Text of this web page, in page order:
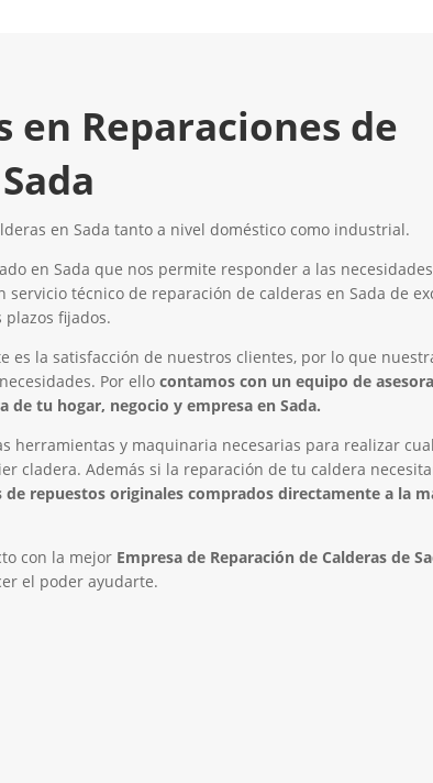
en Reparaciones de
en Sada tanto a nivel doméstico como industrial.
en Sada que nos permite responder a las
técnico de reparación de calderas en Sada de
fijados.
es la satisfacción de nuestros clientes, por lo que
Por ello contamos con un equipo de
de tu hogar, negocio y empresa en Sada.
herramientas y maquinaria necesarias para realizar
cladera. Además si la reparación de tu caldera
de repuestos originales comprados directamente a la
con la mejor Empresa de Reparación de Calderas de
el poder ayudarte.